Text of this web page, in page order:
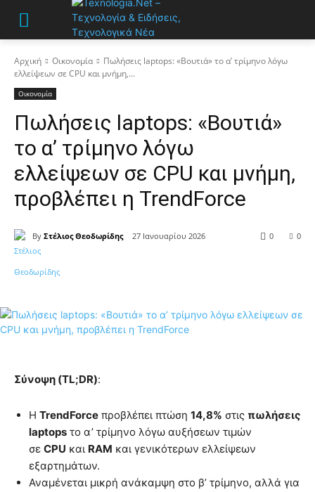
Αρχική Οικονομία
Πωλήσεις laptops: «Βουτιά» το α’ τρίμηνο λόγω
ελλείψεων σε CPU και μνήμη,...
Οικονομία
Πωλήσεις laptops: «Βουτιά»
το α’ τρίμηνο λόγω
ελλείψεων σε CPU και μνήμη,
προβλέπει η TrendForce
By Στέλιος Θεοδωρίδης 27 Ιανουαρίου 2026 0
0
Σύνοψη (TL;DR):
Η TrendForce προβλέπει πτώση 14,8% στις πωλήσεις
laptops το α’ τρίμηνο λόγω αυξήσεων τιμών
σε CPU και RAM και γενικότερων ελλείψεων
εξαρτημάτων.
Αναμένεται μικρή ανάκαμψη στο β’ τρίμηνο, αλλά για